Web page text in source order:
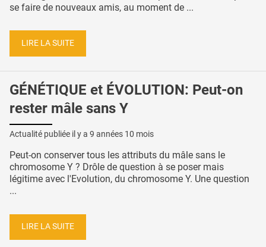
se faire de nouveaux amis, au moment de ...
LIRE LA SUITE
GÉNÉTIQUE et ÉVOLUTION: Peut-on
rester mâle sans Y
Actualité publiée il y a 9 années 10 mois
Peut-on conserver tous les attributs du mâle sans le
chromosome Y ? Drôle de question à se poser mais
légitime avec l'Evolution, du chromosome Y. Une question
...
LIRE LA SUITE